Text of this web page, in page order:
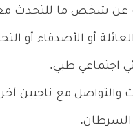
عن شخص ما للتحدث
أو الأصدقاء أو
اجتماعي طبي.
والتواصل مع ناجيين